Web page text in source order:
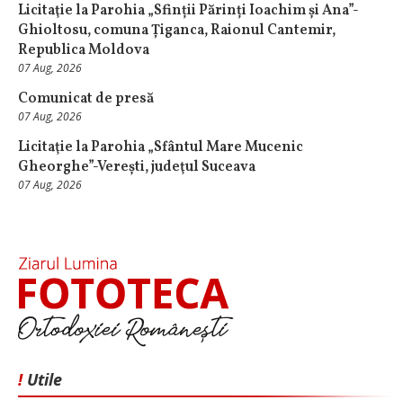
! Utile
Licitaţie la Parohia „Sfinții Părinți Ioachim și Ana”-
Ghioltosu, comuna Țiganca, Raionul Cantemir,
Republica Moldova
07 Aug, 2026
Comunicat de presă
07 Aug, 2026
Licitaţie la Parohia „Sfântul Mare Mucenic
Gheorghe”-Verești, judeţul Suceava
07 Aug, 2026